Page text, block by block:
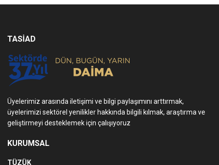
TASİAD
Üyelerimiz arasında iletişimi ve bilgi paylaşımını arttırmak,
üyelerimizi sektörel yenilikler hakkında bilgili kılmak, araştırma ve
geliştirmeyi desteklemek için çalışıyoruz
KURUMSAL
TÜZÜK